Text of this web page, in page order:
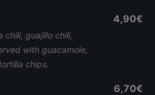
chili, guajillo chili,
with guacamole,
chips.
4,90€
6,70€